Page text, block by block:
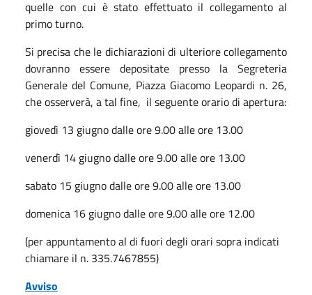
quelle con cui è stato effettuato il collegamento al
primo turno.
Si precisa che le dichiarazioni di ulteriore collegamento
dovranno essere depositate presso la Segreteria
Generale del Comune, Piazza Giacomo Leopardi n. 26,
che osserverà, a tal fine, il seguente orario di apertura:
giovedì 13 giugno dalle ore 9.00 alle ore 13.00
venerdì 14 giugno dalle ore 9.00 alle ore 13.00
sabato 15 giugno dalle ore 9.00 alle ore 13.00
domenica 16 giugno dalle ore 9.00 alle ore 12.00
(per appuntamento al di fuori degli orari sopra indicati
chiamare il n. 335.7467855)
Avviso